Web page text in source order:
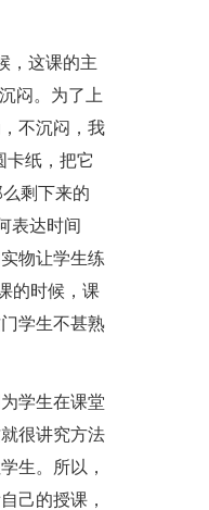
，这课的主
闷。为了上
不沉闷，我
卡纸，把它
剩下来的
表达时间
物让学生练
的时候，课
学生不甚熟
学生在课堂
很讲究方法
生。所以，
己的授课，